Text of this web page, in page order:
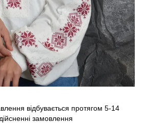
відбувається протягом 5-14
замовлення